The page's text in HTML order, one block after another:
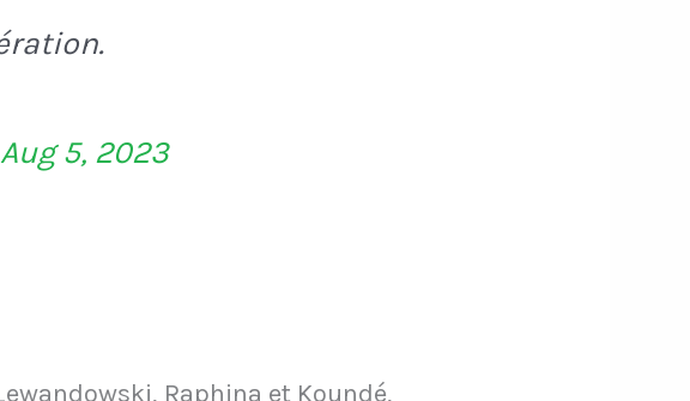
Aug 5, 2023
Raphina et Koundé,